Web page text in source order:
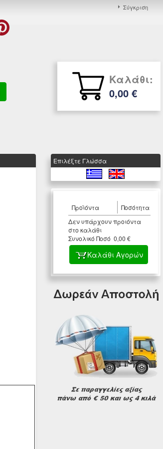
Σύγκριση
Καλάθι:
0,00 €
Eπιλέξτε Γλώσσα
Προϊόντα
Ποσότητα
Δεν υπάρχουν προιόντα
στο καλάθι
Συνολικό Ποσό 0,00 €
Καλάθι Αγορών